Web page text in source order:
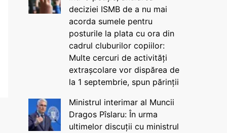
deciziei ISMB de a nu mai
acorda sumele pentru
posturile la plata cu ora din
cadrul cluburilor copiilor:
Multe cercuri de activități
extrașcolare vor dispărea de
la 1 septembrie, spun părinții
Ministrul interimar al Muncii
Dragos Pîslaru: În urma
ultimelor discuții cu ministrul